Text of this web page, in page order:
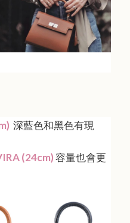
深藍色和黑色有現
(24cm)容量也會更